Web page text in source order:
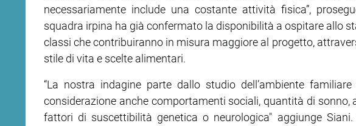
necessariamente include una costante attività fisica”,
squadra irpina ha già confermato la disponibilità a ospitare allo
classi che contribuiranno in misura maggiore al progetto,
stile di vita e scelte alimentari.
“La nostra indagine parte dallo studio dell’ambiente
considerazione anche comportamenti sociali, quantità di
fattori di suscettibilità genetica o neurologica" aggiunge Siani.